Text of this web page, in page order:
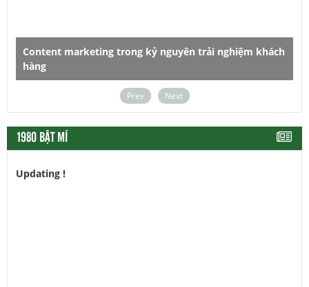
Dùng chữ sao cho đúng, viết gì cũng thấy hay
Prev Next
1980 BẬT MÍ
Updating !